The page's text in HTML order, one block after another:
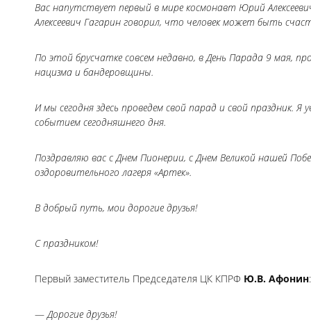
Вас напутствует первый в мире космонавт Юрий
Алексеевич Гагарин говорил, что человек может быть
По этой брусчатке совсем недавно, в День Парада 9
нацизма и бандеровщины.
И мы сегодня здесь проведем свой парад и свой
событием сегодняшнего дня.
Поздравляю вас с Днем Пионерии, с Днем Великой нашей
оздоровительного лагеря «Артек».
В добрый путь, мои дорогие друзья!
С праздником!
Первый заместитель Председателя ЦК КПРФ Ю.В. Афонин:
—Дорогие друзья!